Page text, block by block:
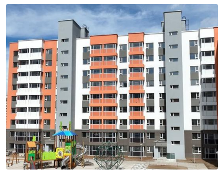
наадмын мэндийг эрхэм харилцагчид, түншүүд
болон нийт хамт олондоо өргөн дэвшүүлж, хотол
олноороо, дэлгэр сайхан наадахыг хүсэн ерөөе.
“ТӨРИЙН ОРОН СУУЦНЫ КОРПОРАЦИ” ТӨХХК-
ийн Гүйцэтгэх захирал Б.ЛХАГВА-ОЧИР